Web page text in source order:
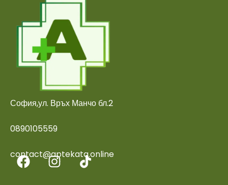
София,ул. Връх Манчо бл.2
0890105559
contact@aptekata.online